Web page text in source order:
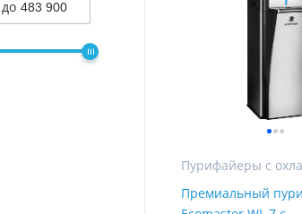
Пурифайеры с
Премиальный